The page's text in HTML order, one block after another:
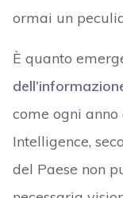
ormai un
È quanto
come ogni
Intelligence,
del Paese non